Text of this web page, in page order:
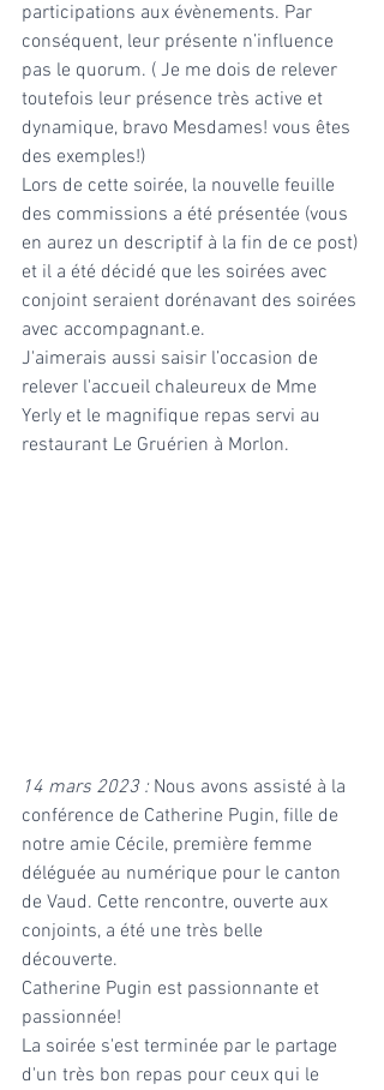
participations aux évènements. Par
conséquent, leur présente n’influence
pas le quorum. ( Je me dois de relever
toutefois leur présence très active et
dynamique, bravo Mesdames! vous êtes
des exemples!)
Lors de cette soirée, la nouvelle feuille
des commissions a été présentée (vous
en aurez un descriptif à la fin de ce post)
et il a été décidé que les soirées avec
conjoint seraient dorénavant des soirées
avec accompagnant.e.
J'aimerais aussi saisir l’occasion de
relever l'accueil chaleureux de Mme
Yerly et le magnifique repas servi au
restaurant Le Gruérien à Morlon.
14 mars 2023 : Nous avons assisté à la
conférence de Catherine Pugin, fille de
notre amie Cécile, première femme
déléguée au numérique pour le canton
de Vaud. Cette rencontre, ouverte aux
conjoints, a été une très belle
découverte.
Catherine Pugin est passionnante et
passionnée!
La soirée s'est terminée par le partage
d'un très bon repas pour ceux qui le